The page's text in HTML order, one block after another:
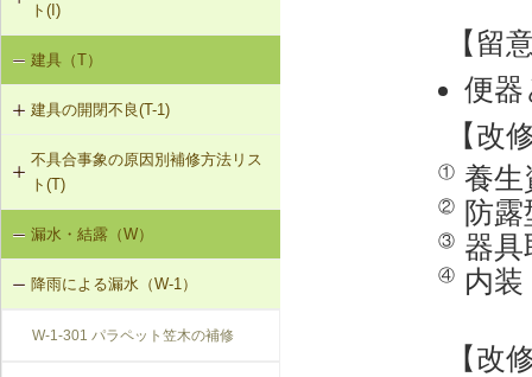
外壁開口部に係る遮音不良（外部開
口部からの透過音）（SO-4）
への交換
V-3-005 駐輪機からの音・振動の伝
V-3-301 給水管からの音・振動の伝
置）
V-3-302 排水管からの音・振動の伝
設備からの騒音、振動（V-3）
ト(I)
内装仕上材の汚損（I-1）
内装仕上材のひび割れ、はがれ等
（I-2）
建具（T）
建具の開閉不良(T-1)
T-1-001 丁番の取付け調整
T-1-002 丁番の取替え
T-1-003 ラッチボルト受金物の調整
不具合事象の原因別補修方法リス
ト(T)
建具の開閉不良（T-1）
漏水・結露（W）
降雨による漏水（W-1）
W-1-301 パラペット笠木の補修
【留
便
【改
① 養生
② 防
③ 器具
④ 内
【改